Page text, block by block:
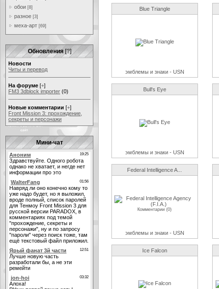
обои [8]
разное [3]
меха-арт [69]
Обновления [?]
Новости
Читы и перевод
На форуме [+]
FM3 3dblock importer (0)
Новые комментарии [+]
Front Mission 3: прохождение,
секреты и персонажи
Мини-чат
Blue Triangle
эмблемы и знаки - USN
Bull's Eye
эмблемы и знаки - USN
Federal Intelligence A...
Комментарии (0)
эмблемы и знаки - USN
Ice Falcon